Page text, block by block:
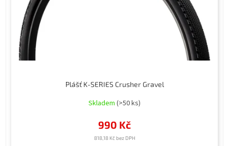
Plášť K-SERIES Crusher Gravel
Skladem (>50 ks)
818,18 Kč bez DPH
990 Kč